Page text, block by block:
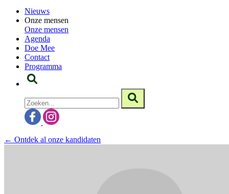
Nieuws
Onze mensen
Onze mensen
Agenda
Doe Mee
Contact
Programma
← Ontdek al onze kandidaten